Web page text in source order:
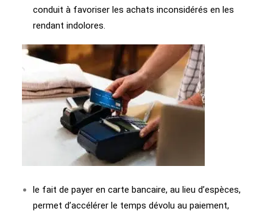
conduit à favoriser les achats inconsidérés en les
rendant indolores.
le fait de payer en carte bancaire, au lieu d’espèces,
permet d’accélérer le temps dévolu au paiement,